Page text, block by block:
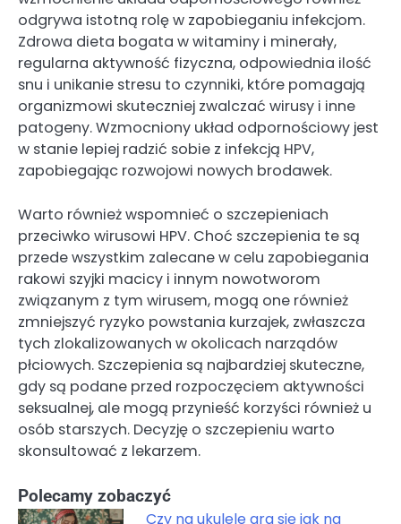
odgrywa istotną rolę w zapobieganiu infekcjom.
Zdrowa dieta bogata w witaminy i minerały,
regularna aktywność fizyczna, odpowiednia ilość
snu i unikanie stresu to czynniki, które pomagają
organizmowi skuteczniej zwalczać wirusy i inne
patogeny. Wzmocniony układ odpornościowy jest
w stanie lepiej radzić sobie z infekcją HPV,
zapobiegając rozwojowi nowych brodawek.
Warto również wspomnieć o szczepieniach
przeciwko wirusowi HPV. Choć szczepienia te są
przede wszystkim zalecane w celu zapobiegania
rakowi szyjki macicy i innym nowotworom
związanym z tym wirusem, mogą one również
zmniejszyć ryzyko powstania kurzajek, zwłaszcza
tych zlokalizowanych w okolicach narządów
płciowych. Szczepienia są najbardziej skuteczne,
gdy są podane przed rozpoczęciem aktywności
seksualnej, ale mogą przynieść korzyści również u
osób starszych. Decyzję o szczepieniu warto
skonsultować z lekarzem.
Polecamy zobaczyć
Czy na ukulele gra się jak na